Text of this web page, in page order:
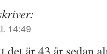
14:49
det är 43 år sedan